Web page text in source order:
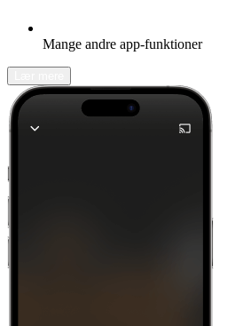
Mange andre app-funktioner